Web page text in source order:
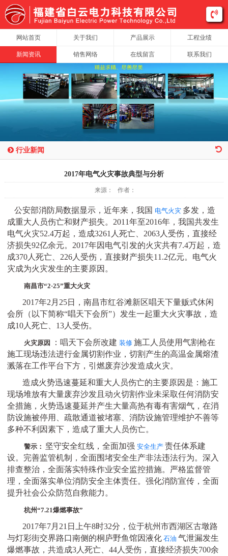
网站首页 关于我们 产品展示 工程业绩
新闻资讯 销售网络 在线留言 联系我们
行业新闻
2017年电气火灾事故典型与分析
来源： 作者：
公安部消防局数据显示，近年来，我国 电气火灾 多发，造
成重大人员伤亡和财产损失。 2011年至2016年，我国共发生
电气火灾52.4万起，造成3261人死亡、2063人受伤，直接经
济损失92亿余元。2017年因电气引发的火灾共有7.4万起，造
成370人死亡、226人受伤，直接财产损失11.2亿元。电气火
灾成为火灾发生的主要原因。
南昌市“2·25”重大火灾
2017年2月25日，南昌市红谷滩新区唱天下量贩式休闲
会所（以下简称“唱天下会所”）发生一起重大火灾事故，造
成10人死亡、13人受伤。
火灾原因 ：唱天下会所改建 装修 施工人员使用气割枪在
施工现场违法进行金属切割作业，切割产生的高温金属熔渣
溅落在工作平台下方，引燃废弃沙发造成火灾。
造成火势迅速蔓延和重大人员伤亡的主要原因是：施工
现场堆放有大量废弃沙发且动火切割作业未采取任何消防安
全措施，火势迅速蔓延并产生大量高热有毒有害烟气，在消
防设施被停用、疏散通道被堵塞、消防设施管理维护不善等
多种不利因素下，造成了重大人员伤亡。
警示： 坚守安全红线，全面加强 安全生产 责任体系建
设。完善监管机制，全面围堵安全生产非法违法行为。深入
排查整治，全面落实特殊作业安全监控措施。严格监督管
理，全面落实单位消防安全主体责任。强化消防宣传，全面
提升社会公众防范自救能力。
杭州“7.21爆燃事故”
2017年7月21日上午8时32分，位于杭州市西湖区古墩路
与灯彩街交界路口南侧的桐庐野鱼馆因液化 石油 气泄漏发生
爆燃事故，共造成3人死亡、44人受伤，直接经济损失700余